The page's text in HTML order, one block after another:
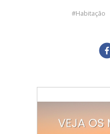
Habitação